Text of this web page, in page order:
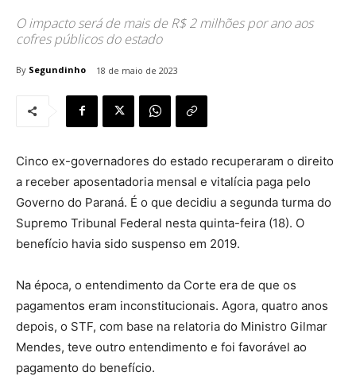
O impacto será de mais de R$ 2 milhões por ano aos
cofres públicos do estado
By Segundinho 18 de maio de 2023
Cinco ex-governadores do estado recuperaram o direito
a receber aposentadoria mensal e vitalícia paga pelo
Governo do Paraná. É o que decidiu a segunda turma do
Supremo Tribunal Federal nesta quinta-feira (18). O
benefício havia sido suspenso em 2019.
Na época, o entendimento da Corte era de que os
pagamentos eram inconstitucionais. Agora, quatro anos
depois, o STF, com base na relatoria do Ministro Gilmar
Mendes, teve outro entendimento e foi favorável ao
pagamento do benefício.